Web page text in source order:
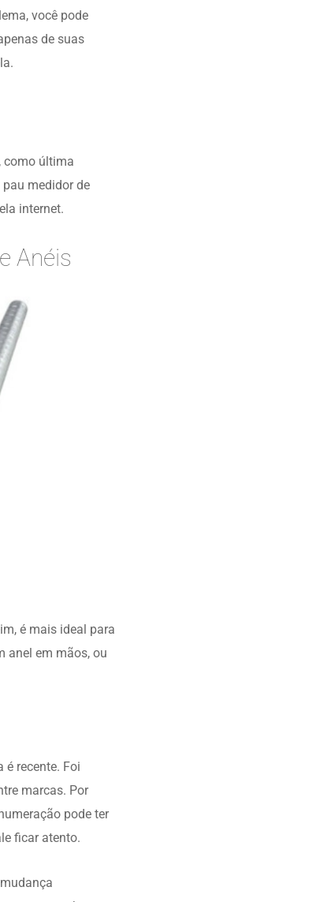
você pode
de suas
como última
medidor de
internet.
Anéis
é mais ideal para
anel em mãos, ou
recente. Foi
marcas. Por
pode ter
ficar atento.